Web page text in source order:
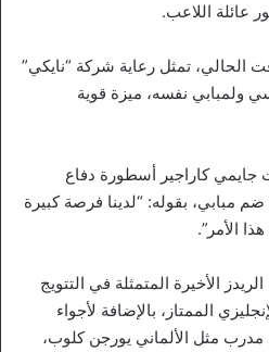
عائلة اللاعب.
الحالي، تمثل رعاية شركة “نايكي”
ولمبابي نفسه، ميزة قوية
جايمي كاراجير أسطورة دفاع
مبابي، بقوله: “لدينا فرصة كبيرة
الأمر”.
الأخيرة المتمثلة في التتويج
الممتاز، بالإضافة لأجواء
مدرب مثل الألماني يورجن كلوب،